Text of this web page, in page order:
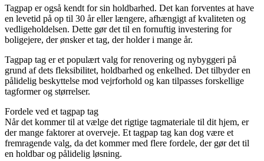
Tagpap er også kendt for sin holdbarhed. Det kan forventes at have
en levetid på op til 30 år eller længere, afhængigt af kvaliteten og
vedligeholdelsen. Dette gør det til en fornuftig investering for
boligejere, der ønsker et tag, der holder i mange år.
Tagpap tag er et populært valg for renovering og nybyggeri på
grund af dets fleksibilitet, holdbarhed og enkelhed. Det tilbyder en
pålidelig beskyttelse mod vejrforhold og kan tilpasses forskellige
tagformer og størrelser.
Fordele ved et tagpap tag
Når det kommer til at vælge det rigtige tagmateriale til dit hjem, er
der mange faktorer at overveje. Et tagpap tag kan dog være et
fremragende valg, da det kommer med flere fordele, der gør det til
en holdbar og pålidelig løsning.